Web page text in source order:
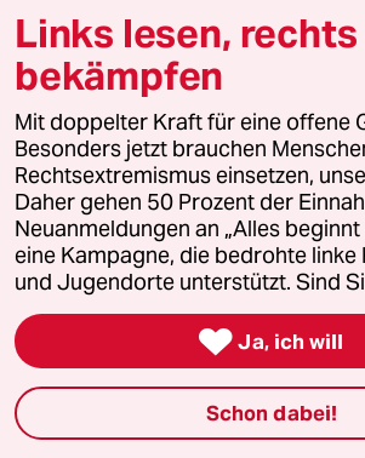
Spider J.
05.10.2014,10:36 Uhr
@90191 (Profil gelöscht):
Hallo Hr./Fr.
denn Kinder? Mir
Aber Hauptsache ne
90191 (Profil gelöscht)
05.10.2014,12:32 Uhr
@Spider J.:
Hallo Herr Spider, sind
Links lesen, rechts
bekämpfen
Mit doppelter Kraft für eine offene
Besonders jetzt brauchen
Rechtsextremismus einsetzen,
Daher gehen 50 Prozent der
Neuanmeldungen an „Alles
eine Kampagne, die bedrohte linke
und Jugendorte unterstützt. Sind
 Ja, ich will
Schon dabei!